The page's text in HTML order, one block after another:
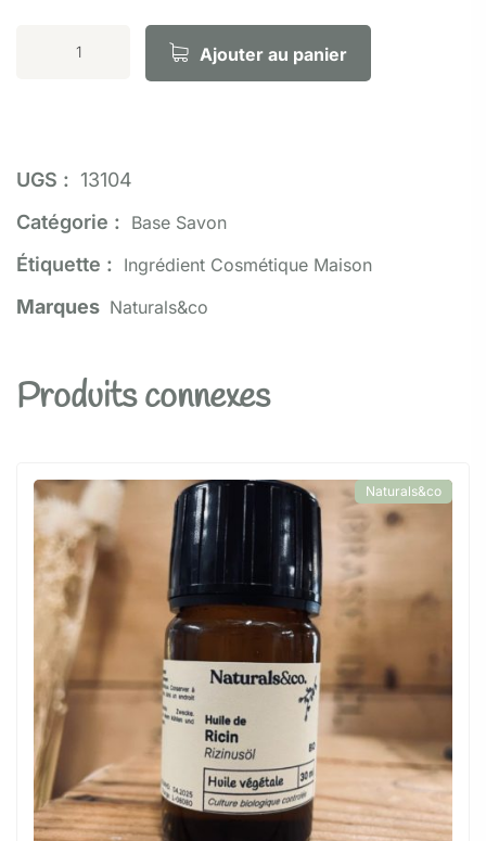
Ajouter au panier
UGS : 13104
Catégorie : Base Savon
Étiquette : Ingrédient Cosmétique Maison
Marques Naturals&co
Produits connexes
Naturals&co